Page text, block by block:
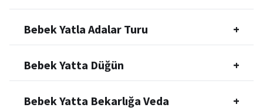
Bebek Yatla Adalar Turu +
Bebek Yatta Düğün +
Bebek Yatta Bekarlığa Veda +